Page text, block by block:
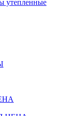
утепленные